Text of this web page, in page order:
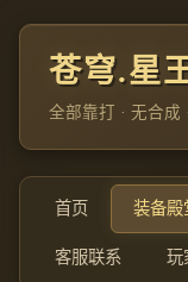
苍穹.星
全部靠打 · 无合成
首页 装备殿
客服联系 玩